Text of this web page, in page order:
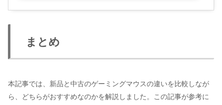
まとめ
本記事では、新品と中古のゲーミングマウスの違いを比較しなが
ら、どちらがおすすめなのかを解説しました。この記事が参考に